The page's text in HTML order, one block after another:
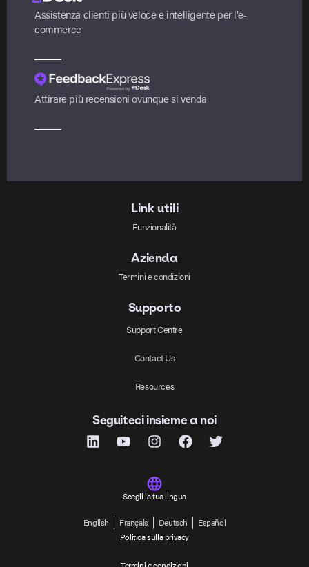
Assistenza clienti più veloce e intelligente per l’e-
commerce
Attirare più recensioni ovunque si venda
Link utili
Funzionalità
Azienda
Termini e condizioni
Supporto
Support Centre
Contact Us
Resources
Seguiteci insieme a noi
Scegli la tua lingua
English Français Deutsch
Español
Politica sulla privacy